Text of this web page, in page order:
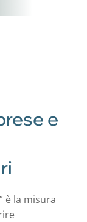
e
è la misura